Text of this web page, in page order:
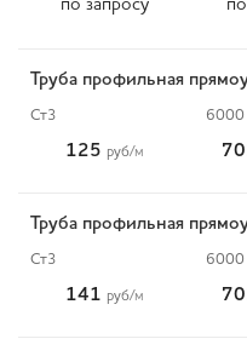
по запросу
Труба профильная
Ст3 6000
125 руб/м
Труба профильная
Ст3 6000
141 руб/м